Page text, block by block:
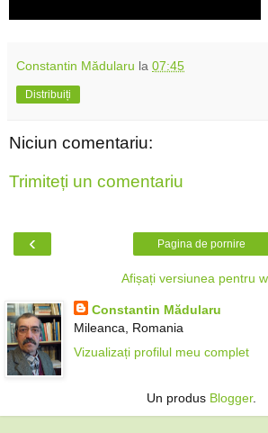
Constantin Mădularu la 07:45
Distribuiți
Niciun comentariu:
Trimiteți un comentariu
‹ Pagina de pornire
Afișați versiunea pentru
Constantin Mădularu
Mileanca, Romania
Vizualizați profilul meu complet
Un produs Blogger.